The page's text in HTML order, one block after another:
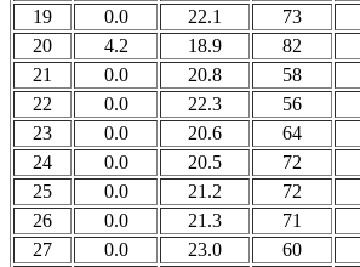
19
0.0 22.1 73
20
4.2 18.9 82
21
0.0 20.8 58
22
0.0 22.3 56
23
0.0 20.6 64
24
0.0 20.5 72
25
0.0 21.2 72
26
0.0 21.3 71
27
0.0 23.0 60